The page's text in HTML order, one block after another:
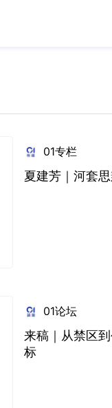
01专栏
夏建芳｜河套
01论坛
来稿｜从禁区
标